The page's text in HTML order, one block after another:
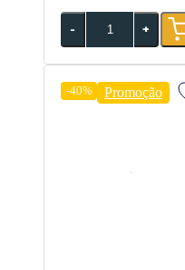
- +
-40% Promoção